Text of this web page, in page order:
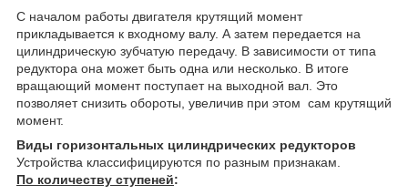
С началом работы двигателя крутящий момент
прикладывается к входному валу. А затем передается на
цилиндрическую зубчатую передачу. В зависимости от типа
редуктора она может быть одна или несколько. В итоге
вращающий момент поступает на выходной вал. Это
позволяет снизить обороты, увеличив при этом сам крутящий
момент.
Виды горизонтальных цилиндрических редукторов
Устройства классифицируются по разным признакам.
По количеству ступеней: